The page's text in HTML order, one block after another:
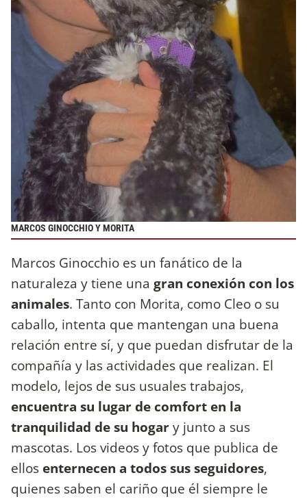
MARCOS GINOCCHIO Y MORITA
Marcos Ginocchio es un fanático de la
naturaleza y tiene una gran conexión con los
animales. Tanto con Morita, como Cleo o su
caballo, intenta que mantengan una buena
relación entre sí, y que puedan disfrutar de la
compañía y las actividades que realizan. El
modelo, lejos de sus usuales trabajos,
encuentra su lugar de comfort en la
tranquilidad de su hogary junto a sus
mascotas. Los videos y fotos que publica de
ellos enternecen a todos sus seguidores,
quienes saben el cariño que él siempre le